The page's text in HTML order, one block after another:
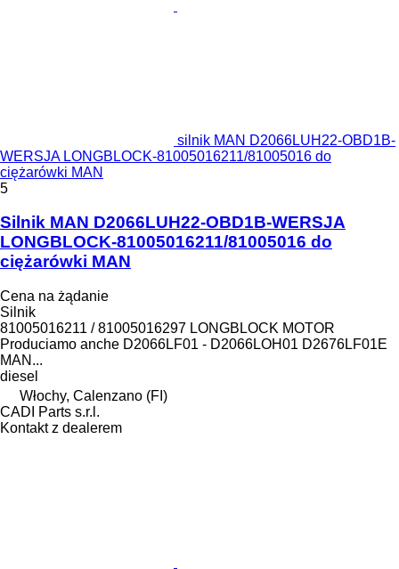
silnik MAN D2066LUH22-OBD1B-
WERSJA LONGBLOCK-81005016211/81005016 do
ciężarówki MAN
5
Silnik MAN D2066LUH22-OBD1B-WERSJA
LONGBLOCK-81005016211/81005016 do
ciężarówki MAN
Cena na żądanie
Silnik
81005016211 / 81005016297 LONGBLOCK MOTOR
Produciamo anche D2066LF01 - D2066LOH01 D2676LF01E
MAN...
diesel
Włochy, Calenzano (FI)
CADI Parts s.r.l.
Kontakt z dealerem